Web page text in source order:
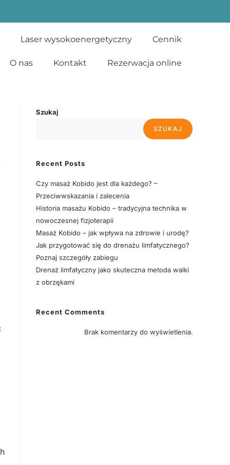
Laser wysokoenergetyczny Cennik
O nas Kontakt Rezerwacja online
Szukaj
SZUKAJ
Recent Posts
Czy masaż Kobido jest dla każdego? –
Przeciwwskazania i zalecenia
Historia masażu Kobido – tradycyjna technika w
nowoczesnej fizjoterapii
Masaż Kobido – jak wpływa na zdrowie i urodę?
Jak przygotować się do drenażu limfatycznego?
Poznaj szczegóły zabiegu
Drenaż limfatyczny jako skuteczna metoda walki
z obrzękami
Recent Comments
Brak komentarzy do wyświetlenia.